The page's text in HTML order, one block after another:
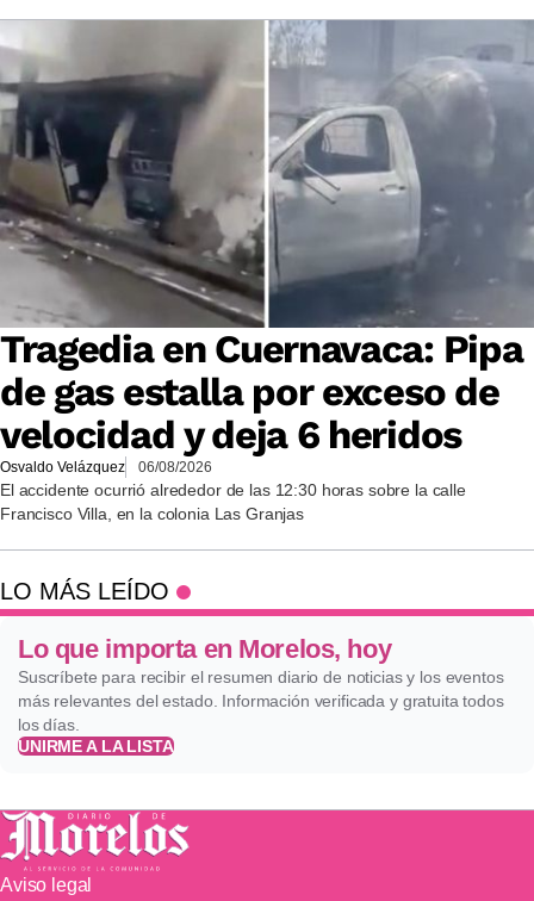
Tragedia en Cuernavaca: Pipa
de gas estalla por exceso de
velocidad y deja 6 heridos
Osvaldo Velázquez 06/08/2026
El accidente ocurrió alrededor de las 12:30 horas sobre la calle
Francisco Villa, en la colonia Las Granjas
LO MÁS LEÍDO
Lo que importa en Morelos, hoy
Suscríbete para recibir el resumen diario de noticias y los eventos
más relevantes del estado. Información verificada y gratuita todos
los días.
UNIRME A LA LISTA
Aviso legal